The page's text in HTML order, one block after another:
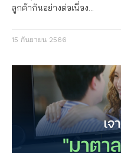
ลูกค้ากันอย่างต่อเนื่อง…
15 กันยายน 2566